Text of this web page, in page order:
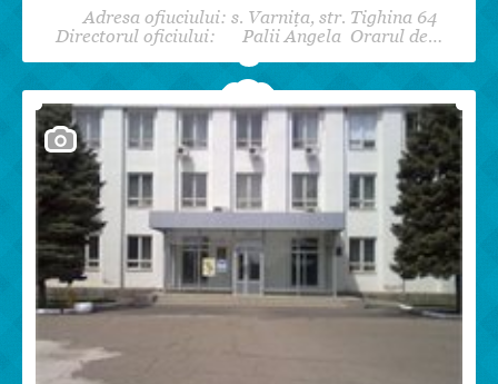
Adresa ofiuciului: s. Varnița, str. Tighina 64
Directorul oficiului: Palii Angela Orarul de…